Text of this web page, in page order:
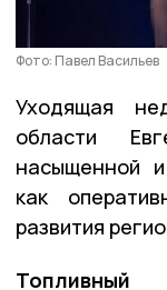
Фото: Павел Васильев
Уходящая
области
насыщенной
как
развития